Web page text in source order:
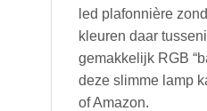
led plafonnière
kleuren daar
gemakkelijk RGB
deze slimme lamp
of Amazon.